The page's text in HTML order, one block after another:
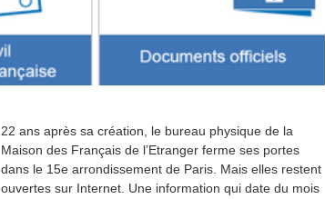
22 ans après sa création, le bureau physique de la
Maison des Français de l’Etranger ferme ses portes
dans le 15e arrondissement de Paris. Mais elles restent
ouvertes sur Internet. Une information qui date du mois